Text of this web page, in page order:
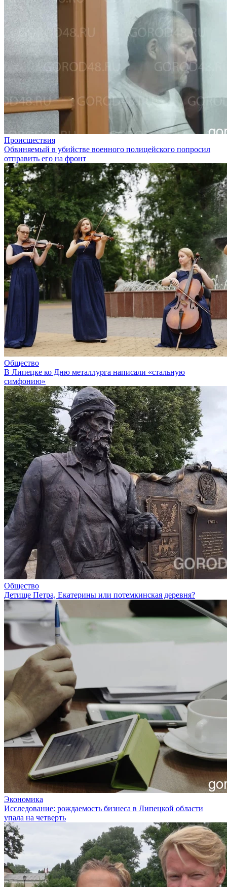
Происшествия
Обвиняемый в убийстве военного полицейского попросил
отправить его на фронт
Общество
В Липецке ко Дню металлурга написали «стальную
симфонию»
Общество
Детище Петра, Екатерины или потемкинская деревня?
Экономика
Исследование: рождаемость бизнеса в Липецкой области
упала на четверть